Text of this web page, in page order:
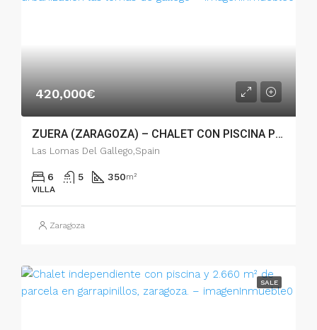
420,000€
ZUERA (ZARAGOZA) – CHALET CON PISCINA PRIVADA EN URBANIZACION LAS LOMAS DE GALLEGO – 005.04231
Las Lomas Del Gallego,Spain
6 5 350m²
VILLA
Zaragoza
SALE